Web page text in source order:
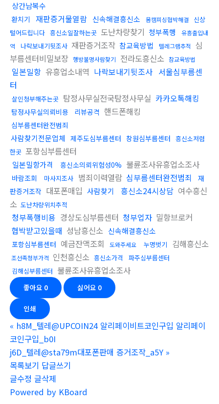
상간남복수
환치기 재판증거물열람 신속해결흥신소 몸캠피싱협박해결
신상
털어드립니다 흥신소일잘하는곳 도난차량찾기 청부폭행
유흥출입내
역
나락보내기뒷조사 재판증거조작 참교육방법 텔레그램추적
심
부름센터비밀보장 행방불명사람찾기 전라도흥신소 참교육방법
일본밀항 유흥업소내역 나락보내기뒷조사 서울심부름센
터
살인청부해주는곳 탐정사무실전국탐정사무실 카카오톡해킹
탐정사무실의뢰비용 리뷰공격 핸드폰해킹
심부름센터완전범죄
사람찾기전문업체 제주도심부름센터 창원심부름센터 흥신소저렴
한곳 포항심부름센터
일본밀항가격 흥신소의뢰위험성0% 불륜조사유흥업소조사
바람조회 마사지조사 범죄이력열람 심부름센터완전범죄
재
판증거조작 대포폰매입 사람찾기 흥신소24시상담 여수흥신
소 도난차량위치추적
청부폭행비용 경상도심부름센터 청부업자 밀항브로커
협박받고있을때 성남흥신소 신속해결흥신소
포항심부름센터 예금잔액조회 도와주세요 누명벗기 김해흥신소
조선족청부가격 인천흥신소 흥신소가격
파주심부름센터
김해심부름센터 불륜조사유흥업소조사
좋아요 0 싫어요 0
인쇄
« h8M_텔레@UPCOIN24 알리페이비트코인구입 알리페이
코인구입_b0I
j6D_텔레@sta79m대포폰판매 증거조작_a5Y »
목록보기 답글쓰기
글수정 글삭제
Powered by KBoard